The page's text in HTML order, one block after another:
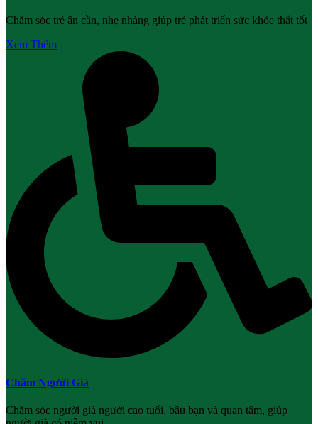
Chăm sóc trẻ ân cần, nhẹ nhàng giúp trẻ phát triển sức khỏe thất tốt
Xem Thêm
Chăm Người Già
Chăm sóc người già người cao tuổi, bầu bạn và quan tâm, giúp